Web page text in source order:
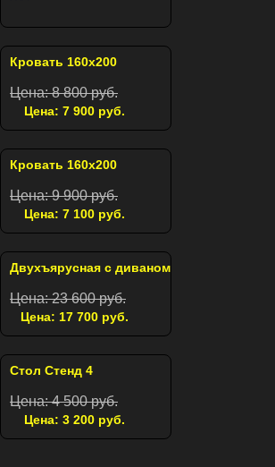
Кровать 160х200
Цена: 8 800 руб.
Цена: 7 900 руб.
Кровать 160х200
Цена: 9 900 руб.
Цена: 7 100 руб.
Двухъярусная с диваном
Цена: 23 600 руб.
Цена: 17 700 руб.
Стол Стенд 4
Цена: 4 500 руб.
Цена: 3 200 руб.